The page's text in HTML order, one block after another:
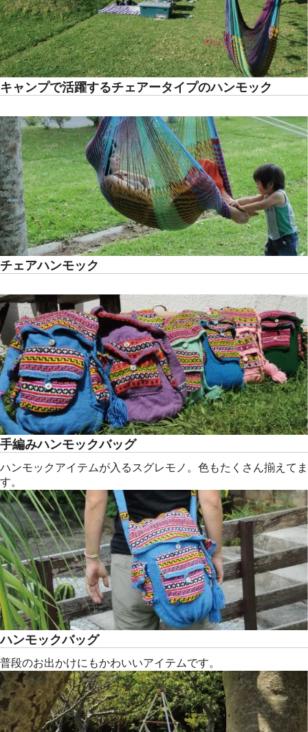
キャンプで活躍するチェアータイプのハンモック
チェアハンモック
手編みハンモックバッグ
ハンモックアイテムが入るスグレモノ。色もたくさん揃えてま
す。
ハンモックバッグ
普段のお出かけにもかわいいアイテムです。